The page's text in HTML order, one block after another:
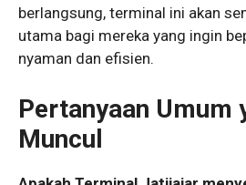
berlangsung, terminal ini akan
utama bagi mereka yang ingin
nyaman dan efisien.
Pertanyaan Umum
Muncul